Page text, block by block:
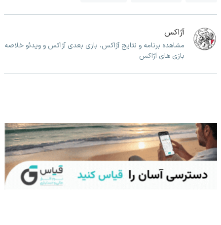
آژاکس
مشاهده برنامه و نتایج آژاکس، بازی بعدی آژاکس و ویدئو خلاصه
بازی های آژاکس